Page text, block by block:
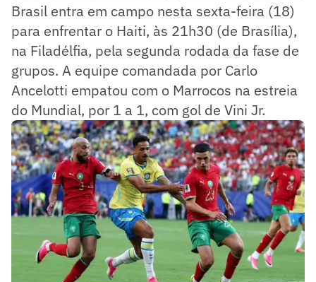
Brasil entra em campo nesta sexta-feira (18)
para enfrentar o Haiti, às 21h30 (de Brasília),
na Filadélfia, pela segunda rodada da fase de
grupos. A equipe comandada por Carlo
Ancelotti empatou com o Marrocos na estreia
do Mundial, por 1 a 1, com gol de Vini Jr.